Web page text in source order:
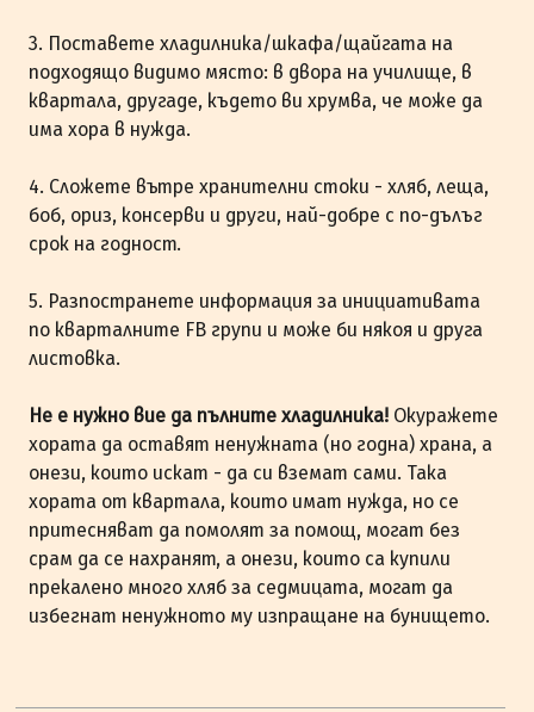
3. Поставете хладилника/шкафа/щайгата на
подходящо видимо място: в двора на училище, в
квартала, другаде, където ви хрумва, че може да
има хора в нужда.
4. Сложете вътре хранителни стоки - хляб, леща,
боб, ориз, консерви и други, най-добре с по-дълъг
срок на годност.
5. Разпостранете информация за инициативата
по кварталните FB групи и може би някоя и друга
листовка.
Не е нужно вие да пълните хладилника! Окуражете
хората да оставят ненужната (но годна) храна, а
онези, които искат - да си вземат сами. Така
хората от квартала, които имат нужда, но се
притесняват да помолят за помощ, могат без
срам да се нахранят, а онези, които са купили
прекалено много хляб за седмицата, могат да
избегнат ненужното му изпращане на бунището.